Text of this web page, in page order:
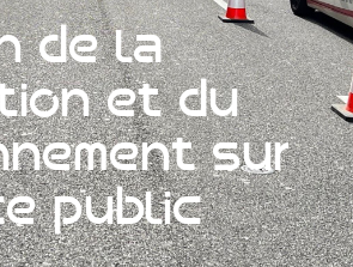
de la
et du
sur
public